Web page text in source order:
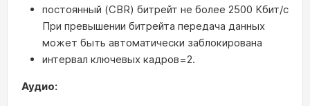
постоянный (CBR) битрейт не более 2500 Кбит/с
При превышении битрейта передача данных
может быть автоматически заблокирована
интервал ключевых кадров=2.
Аудио: